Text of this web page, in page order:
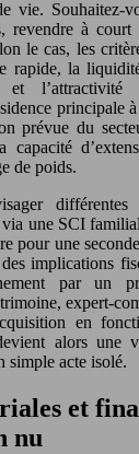
vie. Souhaitez-
revendre à
le cas, les
rapide, la
et
principale
prévue du
capacité
de poids.
différentes
une SCI
pour une
implications
par un
expert-
en
alors une
simple acte isolé.
et
nu